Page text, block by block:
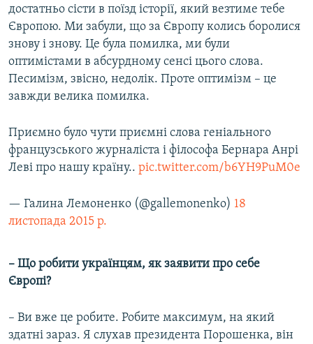
достатньо сісти в поїзд історії, який везтиме тебе
Європою. Ми забули, що за Європу колись боролися
знову і знову. Це була помилка, ми були
оптимістами в абсурдному сенсі цього слова.
Песимізм, звісно, недолік. Проте оптимізм – це
завжди велика помилка.
Приємно було чути приємні слова геніального
французського журналіста і філософа Бернара Анрі
Леві про нашу країну.. pic.twitter.com/b6YH9PuM0e
— Галина Лемоненко (@gallemonenko) 18
листопада 2015 р.
– Що робити українцям, як заявити про себе
Європі?
– Ви вже це робите. Робите максимум, на який
здатні зараз. Я слухав президента Порошенка, він